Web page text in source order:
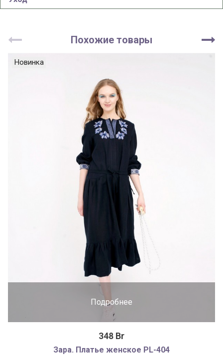
Похожие товары
Подробнее
Новинка
348 Br
Зара. Платье женское PL-404